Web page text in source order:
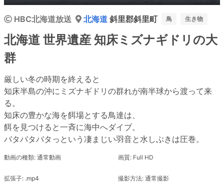
Play Mute Settings
PIP
HBC北海道放送 北海道 斜里郡斜里町 鳥 生き物
北海道 世界遺産 知床ミズナギドリの大
群
厳しい冬の時期を終えると
知床半島の沖にミズナギドリの群れが南半球から渡って来
る。
知床の豊かな海を餌場とする鳥達は、
餌を見つけると一斉に海中へダイブ。
バタバタバタっという凄まじい羽音と水しぶきは圧巻。
動画の種類: 通常動画 画質: Full HD
拡張子: .mp4 撮影方法: 通常撮影